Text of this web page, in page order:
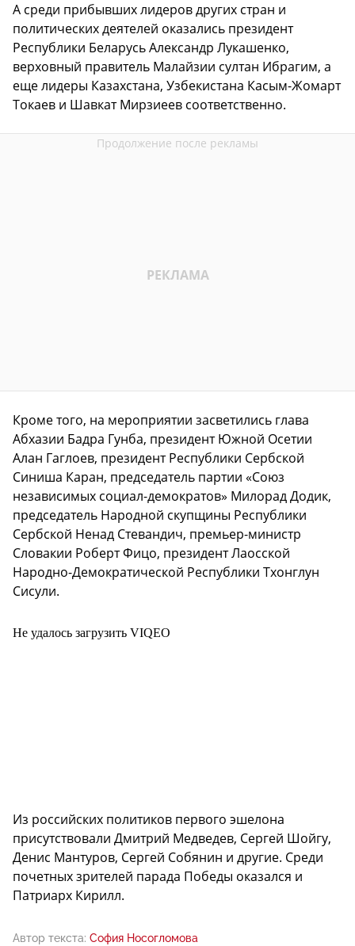
А среди прибывших лидеров других стран и
политических деятелей оказались президент
Республики Беларусь Александр Лукашенко,
верховный правитель Малайзии султан Ибрагим, а
еще лидеры Казахстана, Узбекистана Касым-Жомарт
Токаев и Шавкат Мирзиеев соответственно.
Кроме того, на мероприятии засветились глава
Абхазии Бадра Гунба, президент Южной Осетии
Алан Гаглоев, президент Республики Сербской
Синиша Каран, председатель партии «Союз
независимых социал-демократов» Милорад Додик,
председатель Народной скупщины Республики
Сербской Ненад Стевандич, премьер-министр
Словакии Роберт Фицо, президент Лаосской
Народно-Демократической Республики Тхонглун
Сисули.
Не удалось загрузить VIQEO
Из российских политиков первого эшелона
присутствовали Дмитрий Медведев, Сергей Шойгу,
Денис Мантуров, Сергей Собянин и другие. Среди
почетных зрителей парада Победы оказался и
Патриарх Кирилл.
Автор текста: София Носогломова